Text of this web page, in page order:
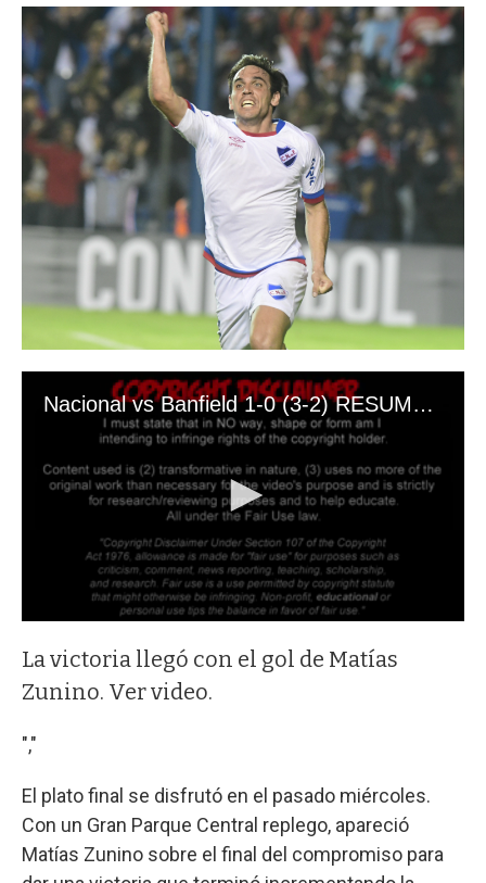
La victoria llegó con el gol de Matías
Zunino. Ver video.
","
El plato final se disfrutó en el pasado miércoles.
Con un Gran Parque Central replego, apareció
Matías Zunino sobre el final del compromiso para